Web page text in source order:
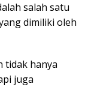
salah satu
dimiliki oleh
tidak hanya
juga